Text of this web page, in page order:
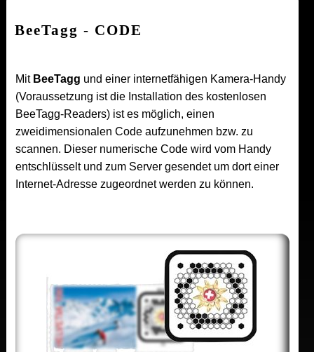
BeeTagg - CODE
Mit BeeTagg und einer internetfähigen Kamera-Handy
(Voraussetzung ist die Installation des kostenlosen
BeeTagg-Readers) ist es möglich, einen
zweidimensionalen Code aufzunehmen bzw. zu
scannen. Dieser numerische Code wird vom Handy
entschlüsselt und zum Server gesendet um dort einer
Internet-Adresse zugeordnet werden zu können.